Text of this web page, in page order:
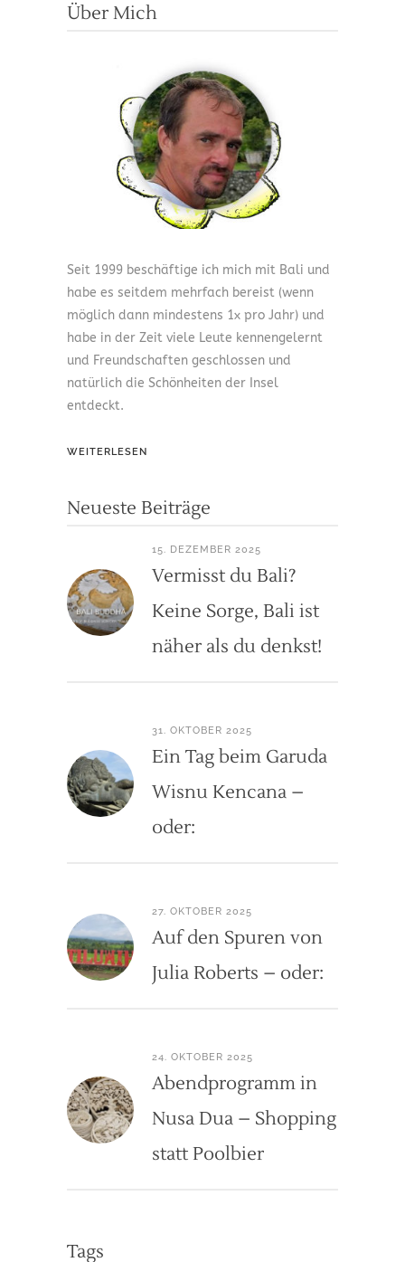
Über Mich
Seit 1999 beschäftige ich mich mit Bali und
habe es seitdem mehrfach bereist (wenn
möglich dann mindestens 1x pro Jahr) und
habe in der Zeit viele Leute kennengelernt
und Freundschaften geschlossen und
natürlich die Schönheiten der Insel
entdeckt.
WEITERLESEN
Neueste Beiträge
15. DEZEMBER 2025
Vermisst du Bali?
Keine Sorge, Bali ist
näher als du denkst!
31. OKTOBER 2025
Ein Tag beim Garuda
Wisnu Kencana –
oder:
27. OKTOBER 2025
Auf den Spuren von
Julia Roberts – oder:
24. OKTOBER 2025
Abendprogramm in
Nusa Dua – Shopping
statt Poolbier
Tags